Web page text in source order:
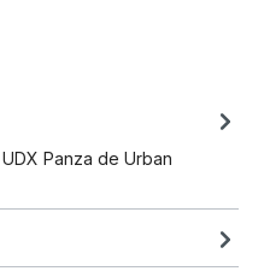
Panza de Urban